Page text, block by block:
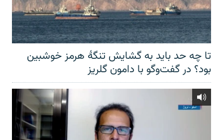
تا چه حد باید به گشایش تنگهٔ هرمز خوشبین
بود؟ در گفت‌وگو با دامون گلریز